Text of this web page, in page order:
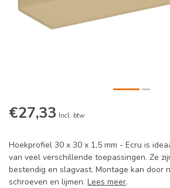
€27,33 Incl. btw
Hoekprofiel 30 x 30 x 1,5 mm - Ecru is
van veel verschillende toepassingen. Ze
bestendig en slagvast. Montage kan door
schroeven en lijmen. Lees meer.